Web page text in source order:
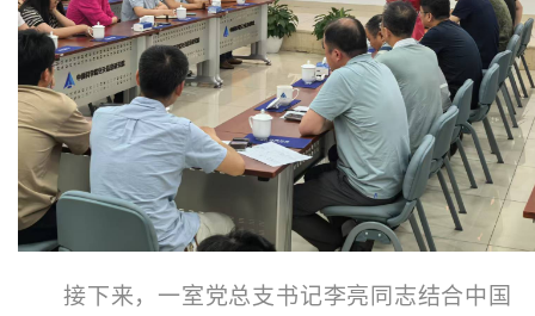
接下来，一室党总支书记李亮同志结合中国